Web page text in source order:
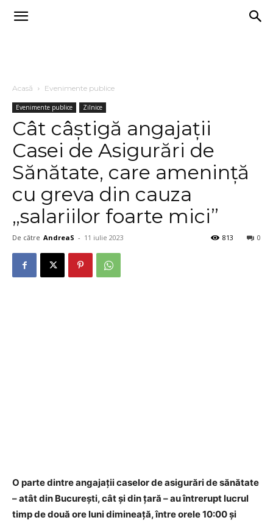
Acasă Evenimente publice
Evenimente publice Zilnice
Cât câștigă angajații
Casei de Asigurări de
Sănătate, care amenință
cu greva din cauza
„salariilor foarte mici”
De către AndreaS - 11 iulie 2023 0
813
​O parte dintre angajații caselor de asigurări de sănătate
– atât din București, cât și din țară – au întrerupt lucrul
timp de două ore luni dimineață, între orele 10:00 și